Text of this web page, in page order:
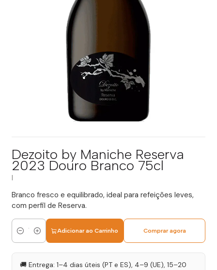
Dezoito by Maniche Reserva
2023 Douro Branco 75cl
Branco fresco e equilibrado, ideal para refeições leves,
com perfil de Reserva.
Quantidade
Adicionar ao Carrinho Comprar agora
🚚 Entrega: 1–4 dias úteis (PT e ES), 4–9 (UE), 15–20